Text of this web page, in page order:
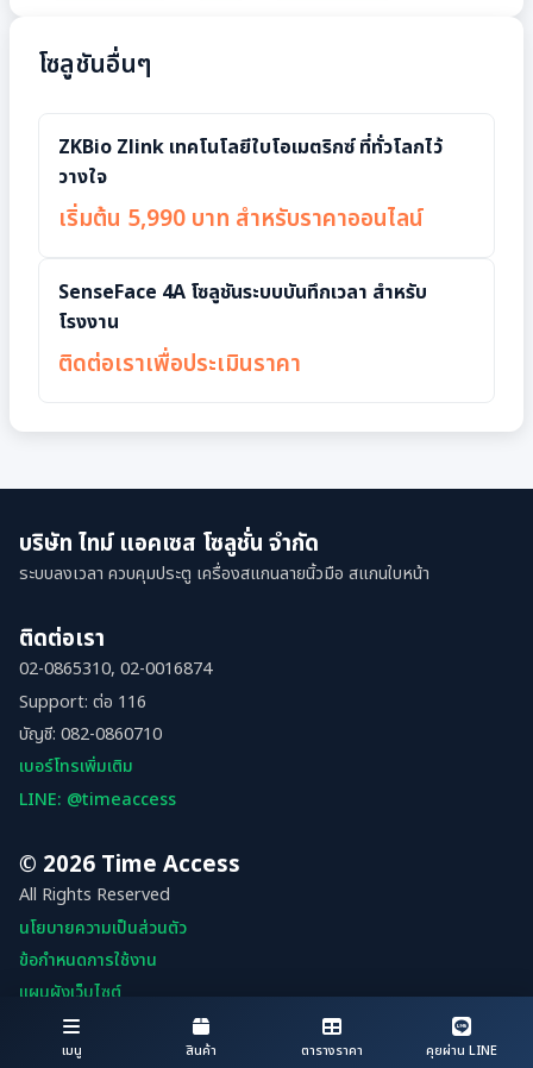
โซลูชันอื่นๆ
ZKBio Zlink เทคโนโลยีใบโอเมตริกซ์ ที่ทั่วโลกไว้
วางใจ
เริ่มต้น 5,990 บาท สำหรับราคาออนไลน์
SenseFace 4A โซลูชันระบบบันทึกเวลา สำหรับ
โรงงาน
ติดต่อเราเพื่อประเมินราคา
บริษัท ไทม์ แอคเซส โซลูชั่น จำกัด
ระบบลงเวลา ควบคุมประตู เครื่องสแกนลายนิ้วมือ สแกนใบหน้า
ติดต่อเรา
02-0865310, 02-0016874
Support: ต่อ 116
บัญชี: 082-0860710
เบอร์โทรเพิ่มเติม
LINE: @timeaccess
© 2026 Time Access
All Rights Reserved
นโยบายความเป็นส่วนตัว
ข้อกำหนดการใช้งาน
แผนผังเว็บไซต์
เมนู สินค้า ตารางราคา คุยผ่าน LINE